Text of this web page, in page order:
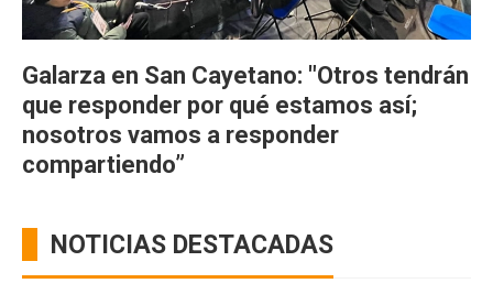
Galarza en San Cayetano: "Otros tendrán
que responder por qué estamos así;
nosotros vamos a responder
compartiendo”
NOTICIAS DESTACADAS